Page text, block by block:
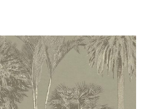
era:
136,41€.
es:
119,99€.